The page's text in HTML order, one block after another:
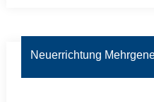
Neuerrichtung